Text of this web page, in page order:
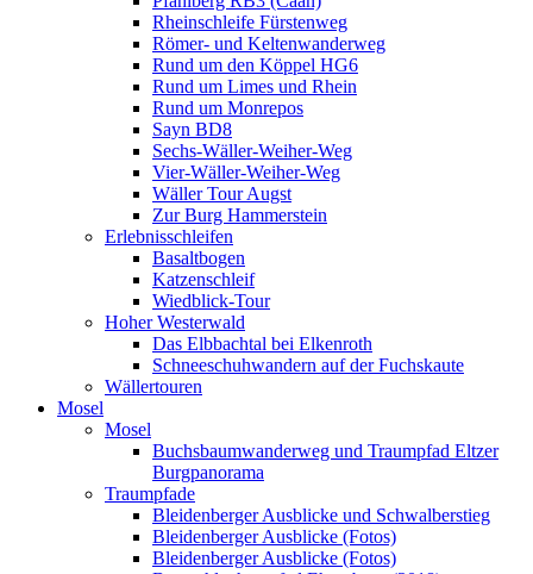
Rheinschleife Fürstenweg
Römer- und Keltenwanderweg
Rund um den Köppel HG6
Rund um Limes und Rhein
Rund um Monrepos
Sayn BD8
Sechs-Wäller-Weiher-Weg
Vier-Wäller-Weiher-Weg
Wäller Tour Augst
Zur Burg Hammerstein
Erlebnisschleifen
Basaltbogen
Katzenschleif
Wiedblick-Tour
Hoher Westerwald
Das Elbbachtal bei Elkenroth
Schneeschuhwandern auf der Fuchskaute
Wällertouren
Mosel
Mosel
Buchsbaumwanderweg und Traumpfad Eltzer
Burgpanorama
Traumpfade
Bleidenberger Ausblicke und Schwalberstieg
Bleidenberger Ausblicke (Fotos)
Bleidenberger Ausblicke (Fotos)